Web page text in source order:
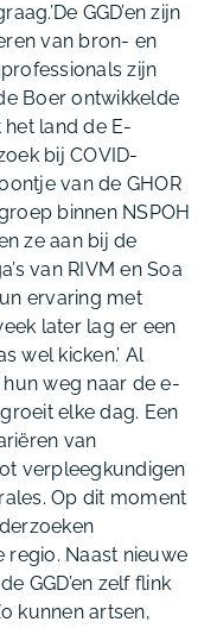
GGD’en zijn
van bron- en
zijn
Boer ontwikkelde
land de E-
bij COVID-
van de GHOR
binnen NSPOH
ze aan bij de
van RIVM en Soa
ervaring met
later lag er een
wel kicken.’ Al
weg naar de e-
elke dag. Een
van
verpleegkundigen
Op dit moment
regio. Naast nieuwe
GGD’en zelf flink
kunnen artsen,